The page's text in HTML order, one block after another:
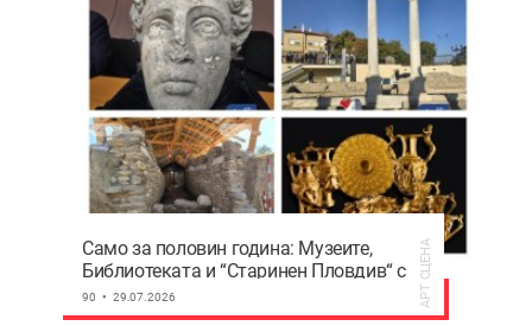
Само за половин година: Музеите,
Библиотеката и “Старинен Пловдив“ с
над 900 000 евро приходи
90 29.07.2026 АРТ СЦЕНА